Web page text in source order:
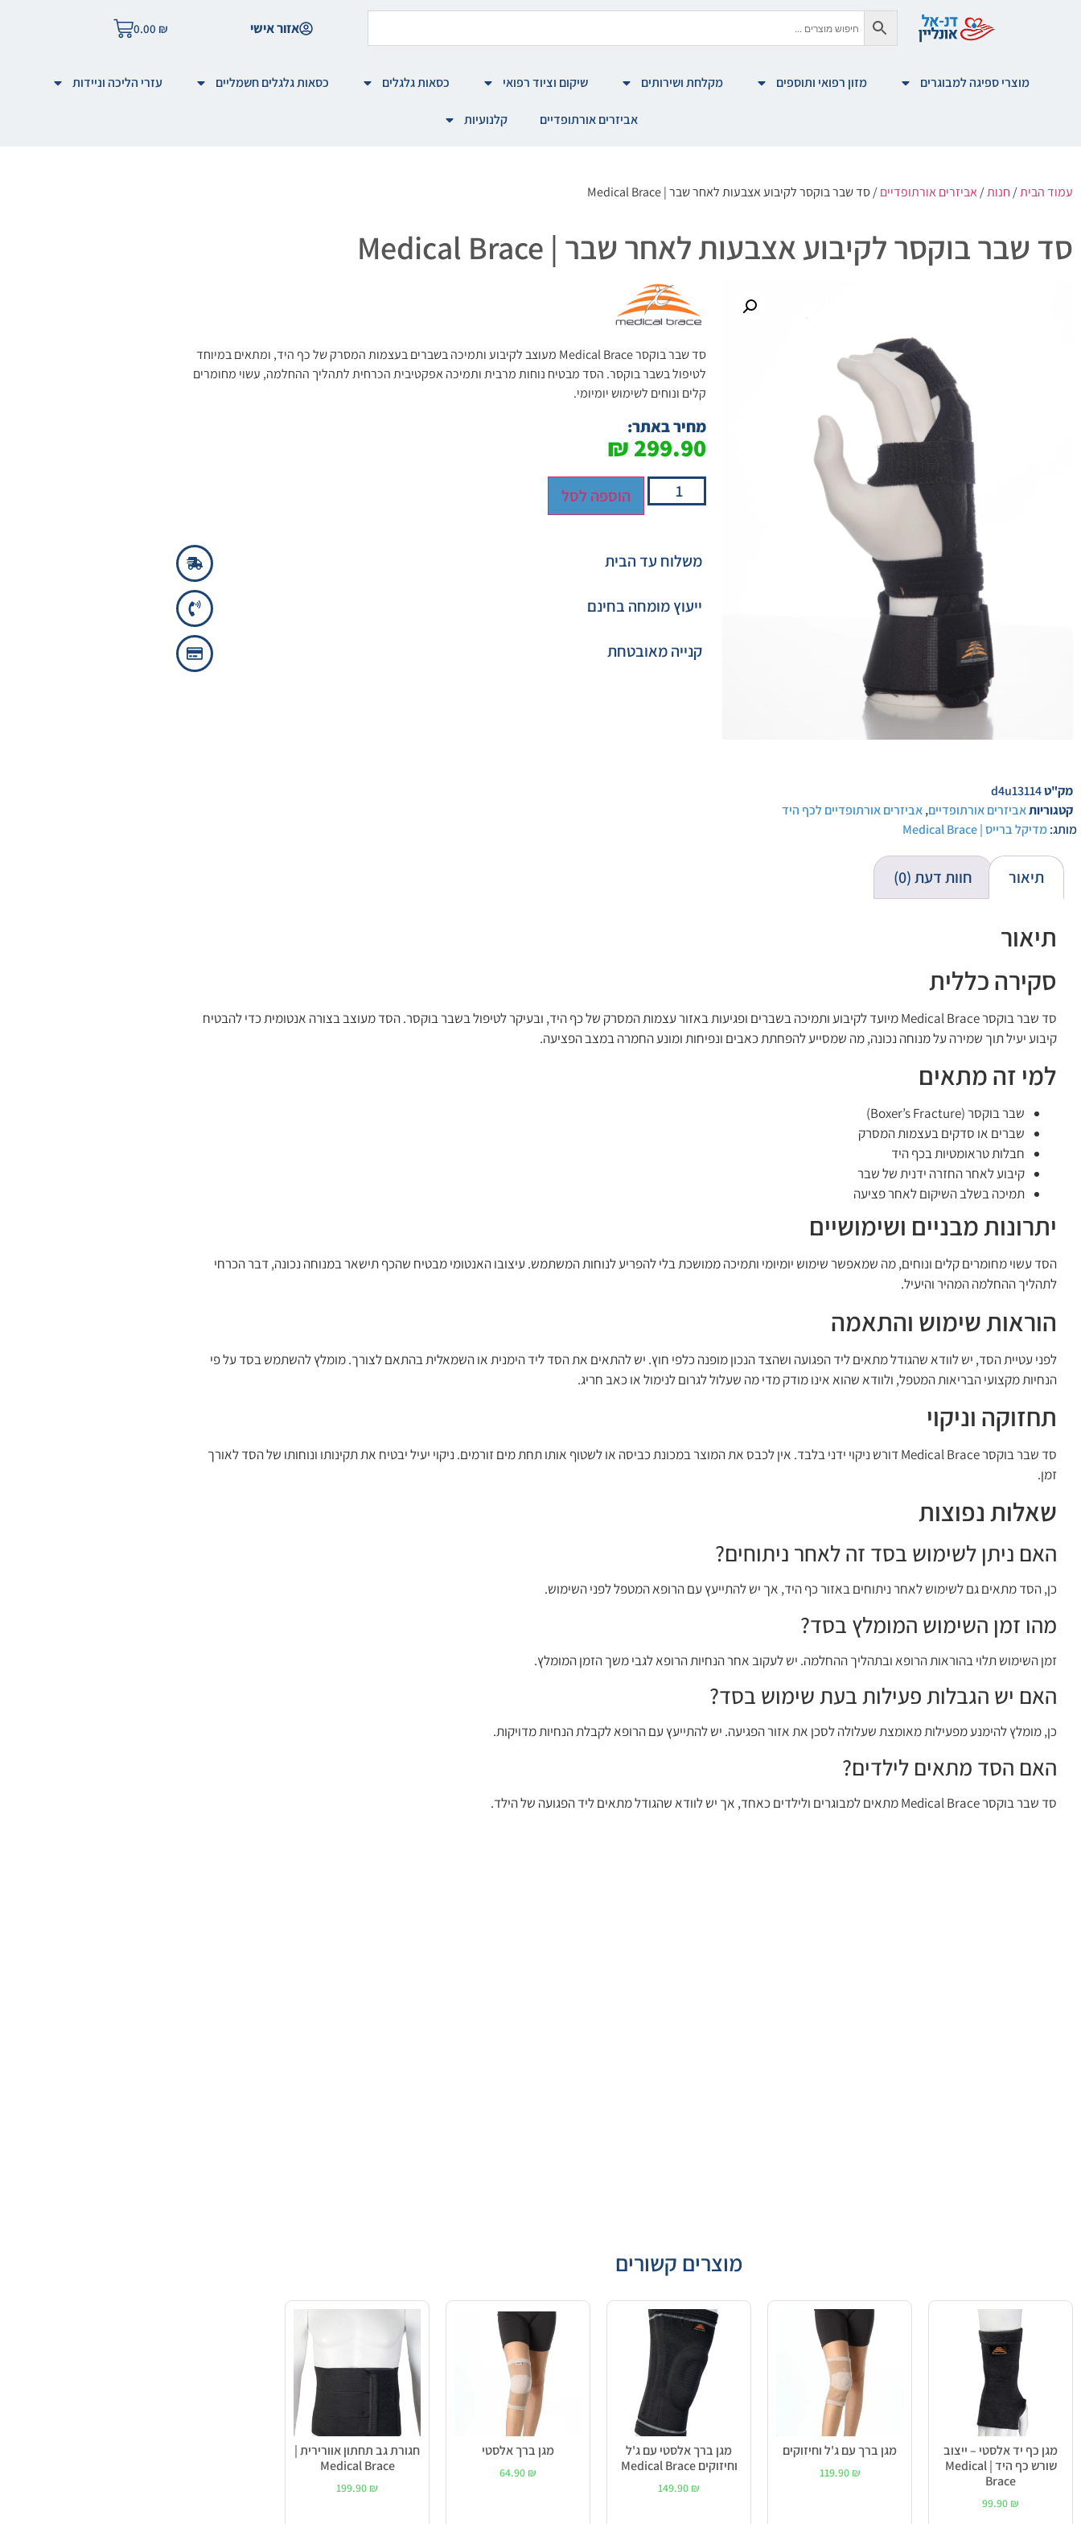
אזור אישי 0.00 ₪
מוצרי ספיגה למבוגרים מזון רפואי ותוספים מקלחת ושירותים שיקום וציוד רפואי כסאות גלגלים כסאות גלגלים חשמליים עזרי הליכה וניידות
אביזרים אורתופדיים קלנועיות
עמוד הבית/ חנות/ אביזרים אורתופדיים/ סד שבר בוקסר לקיבוע אצבעות לאחר שבר | Medical Brace
סד שבר בוקסר לקיבוע אצבעות לאחר שבר | Medical Brace
מק"טd4u13114
קטגוריותאביזרים אורתופדיים,אביזרים אורתופדיים לכף היד
מותג:מדיקל ברייס | Medical Brace
סד שבר בוקסר Medical Brace מעוצב לקיבוע ותמיכה בשברים בעצמות המסרק של כף היד, ומתאים במיוחד
לטיפול בשבר בוקסר. הסד מבטיח נוחות מרבית ותמיכה אפקטיבית הכרחית לתהליך ההחלמה, עשוי מחומרים
קלים ונוחים לשימוש יומיומי.
מחיר באתר:
299.90
₪
הוספה לסל
משלוח עד הבית
ייעוץ מומחה בחינם
קנייה מאובטחת
תיאור חוות דעת (0)
תיאור
סקירה כללית
סד שבר בוקסר Medical Brace מיועד לקיבוע ותמיכה בשברים ופגיעות באזור עצמות המסרק של כף היד, ובעיקר לטיפול בשבר בוקסר. הסד מעוצב בצורה אנטומית כדי להבטיח
קיבוע יעיל תוך שמירה על מנוחה נכונה, מה שמסייע להפחתת כאבים ונפיחות ומונע החמרה במצב הפציעה.
למי זה מתאים
שבר בוקסר (Boxer’s Fracture)
שברים או סדקים בעצמות המסרק
חבלות טראומטיות בכף היד
קיבוע לאחר החזרה ידנית של שבר
תמיכה בשלב השיקום לאחר פציעה
יתרונות מבניים ושימושיים
הסד עשוי מחומרים קלים ונוחים, מה שמאפשר שימוש יומיומי ותמיכה ממושכת בלי להפריע לנוחות המשתמש. עיצובו האנטומי מבטיח שהכף תישאר במנוחה נכונה, דבר הכרחי
לתהליך ההחלמה המהיר והיעיל.
הוראות שימוש והתאמה
לפני עטיית הסד, יש לוודא שהגודל מתאים ליד הפגועה ושהצד הנכון מופנה כלפי חוץ. יש להתאים את הסד ליד הימנית או השמאלית בהתאם לצורך. מומלץ להשתמש בסד על פי
הנחיות מקצועי הבריאות המטפל, ולוודא שהוא אינו מודק מדי מה שעלול לגרום לנימול או כאב חריג.
תחזוקה וניקוי
סד שבר בוקסר Medical Brace דורש ניקוי ידני בלבד. אין לכבס את המוצר במכונת כביסה או לשטוף אותו תחת מים זורמים. ניקוי יעיל יבטיח את תקינותו ונוחותו של הסד לאורך
זמן.
שאלות נפוצות
האם ניתן לשימוש בסד זה לאחר ניתוחים?
כן, הסד מתאים גם לשימוש לאחר ניתוחים באזור כף היד, אך יש להתייעץ עם הרופא המטפל לפני השימוש.
מהו זמן השימוש המומלץ בסד?
זמן השימוש תלוי בהוראות הרופא ובתהליך ההחלמה. יש לעקוב אחר הנחיות הרופא לגבי משך הזמן המומלץ.
האם יש הגבלות פעילות בעת שימוש בסד?
כן, מומלץ להימנע מפעילות מאומצת שעלולה לסכן את אזור הפגיעה. יש להתייעץ עם הרופא לקבלת הנחיות מדויקות.
האם הסד מתאים לילדים?
סד שבר בוקסר Medical Brace מתאים למבוגרים ולילדים כאחד, אך יש לוודא שהגודל מתאים ליד הפגועה של הילד.
מוצרים קשורים
מגן כף יד אלסטי – ייצוב
שורש כף היד | Medical
Brace
99.90 ₪
מגן ברך עם ג'ל וחיזוקים
119.90 ₪
מגן ברך אלסטי עם ג'ל
וחיזוקים Medical Brace
149.90 ₪
מגן ברך אלסטי
64.90 ₪
חגורת גב תחתון אוורירית |
Medical Brace
199.90 ₪